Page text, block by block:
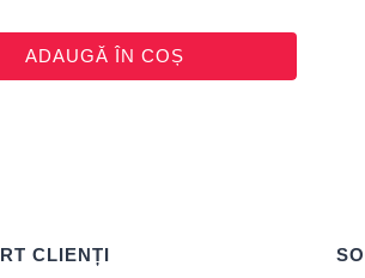
ADAUGĂ ÎN COȘ
CLIENȚI